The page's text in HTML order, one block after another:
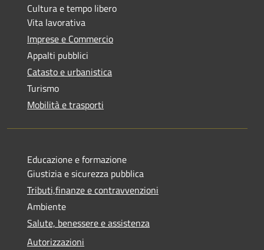
Cultura e tempo libero
Vita lavorativa
Imprese e Commercio
Appalti pubblici
Catasto e urbanistica
Turismo
Mobilità e trasporti
Educazione e formazione
Giustizia e sicurezza pubblica
Tributi,finanze e contravvenzioni
Ambiente
Salute, benessere e assistenza
Autorizzazioni